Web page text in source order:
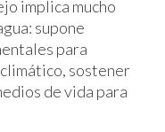
implica mucho
supone
para
sostener
de vida para